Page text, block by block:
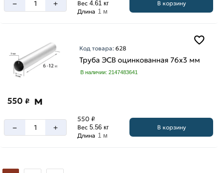
– + Вес 4.61 кг
Длина 1 м
В корзину
Код товара:628
Труба ЭСВ оцинкованная 76х3 мм
В наличии: 2147483641
550 ₽ м
– +
550 ₽
Вес 5.56 кг
Длина 1 м
В корзину